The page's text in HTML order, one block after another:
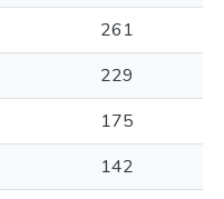
261
229
175
142